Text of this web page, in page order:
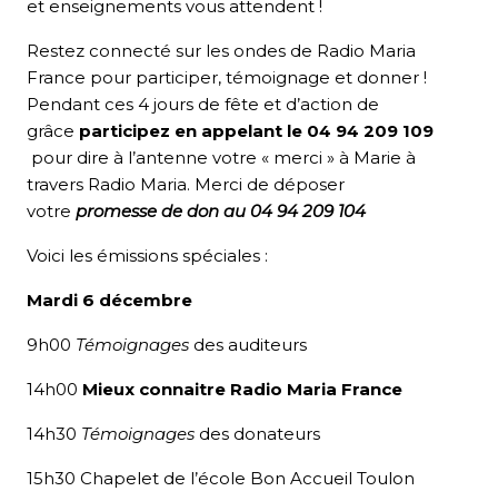
et enseignements vous attendent !
Restez connecté sur les ondes de Radio Maria
France pour participer, témoignage et donner !
Pendant ces 4 jours de fête et d’action de
grâce participez en appelant le 04 94 209 109
pour dire à l’antenne votre « merci » à Marie à
travers Radio Maria. Merci de déposer
votre promesse de don au 04 94 209 104
Voici les émissions spéciales :
Mardi 6 décembre
9h00 Témoignages des auditeurs
14h00 Mieux connaitre Radio Maria France
14h30 Témoignages des donateurs
15h30 Chapelet de l’école Bon Accueil Toulon